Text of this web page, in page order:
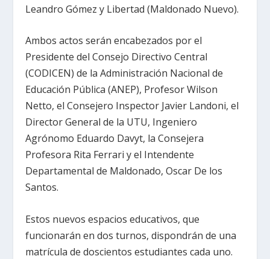
Leandro Gómez y Libertad (Maldonado Nuevo).
Ambos actos serán encabezados por el
Presidente del Consejo Directivo Central
(CODICEN) de la Administración Nacional de
Educación Pública (ANEP), Profesor Wilson
Netto, el Consejero Inspector Javier Landoni, el
Director General de la UTU, Ingeniero
Agrónomo Eduardo Davyt, la Consejera
Profesora Rita Ferrari y el Intendente
Departamental de Maldonado, Oscar De los
Santos.
Estos nuevos espacios educativos, que
funcionarán en dos turnos, dispondrán de una
matrícula de doscientos estudiantes cada uno.